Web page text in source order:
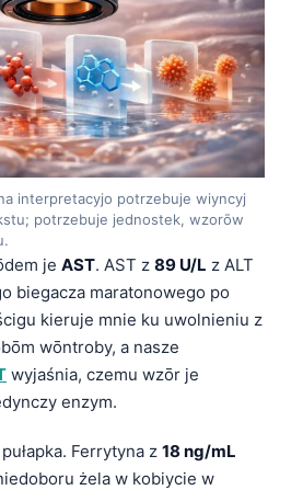
interpretacyjo potrzebuje wiyncyj
potrzebuje jednostek, wzorōw
je AST. AST z 89 U/L z ALT
biegacza maratonowego po
kieruje mnie ku uwolnieniu z
wōntroby, a nasze
wyjaśnia, czemu wzōr je
enzym.
Ferrytyna z 18 ng/mL
żela w kobiycie w